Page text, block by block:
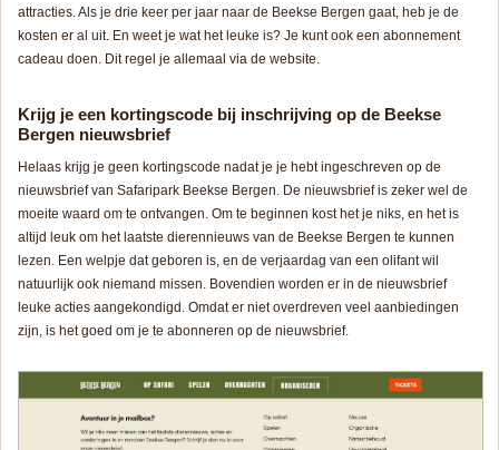
attracties. Als je drie keer per jaar naar de Beekse Bergen gaat, heb je de
kosten er al uit. En weet je wat het leuke is? Je kunt ook een abonnement
cadeau doen. Dit regel je allemaal via de website.
Krijg je een kortingscode bij inschrijving op de Beekse
Bergen nieuwsbrief
Helaas krijg je geen kortingscode nadat je je hebt ingeschreven op de
nieuwsbrief van Safaripark Beekse Bergen. De nieuwsbrief is zeker wel de
moeite waard om te ontvangen. Om te beginnen kost het je niks, en het is
altijd leuk om het laatste dierennieuws van de Beekse Bergen te kunnen
lezen. Een welpje dat geboren is, en de verjaardag van een olifant wil
natuurlijk ook niemand missen. Bovendien worden er in de nieuwsbrief
leuke acties aangekondigd. Omdat er niet overdreven veel aanbiedingen
zijn, is het goed om je te abonneren op de nieuwsbrief.